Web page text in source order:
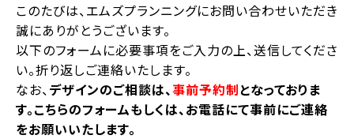
このたびは、エムズプランニングにお問い合わせいただき
誠にありがとうございます。
以下のフォームに必要事項をご入力の上、送信してくださ
い。折り返しご連絡いたします。
なお、デザインのご相談は、事前予約制となっておりま
す。こちらのフォームもしくは、お電話にて事前にご連絡
をお願いいたします。